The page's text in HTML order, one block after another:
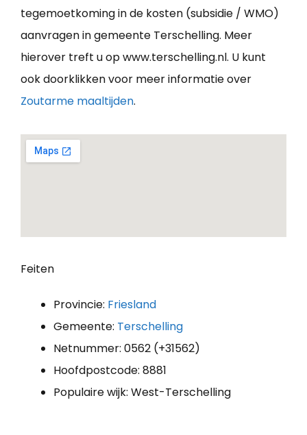
tegemoetkoming in de kosten (subsidie / WMO)
aanvragen in gemeente Terschelling. Meer
hierover treft u op www.terschelling.nl. U kunt
ook doorklikken voor meer informatie over
Zoutarme maaltijden.
Feiten
Provincie: Friesland
Gemeente: Terschelling
Netnummer: 0562 (+31562)
Hoofdpostcode: 8881
Populaire wijk: West-Terschelling